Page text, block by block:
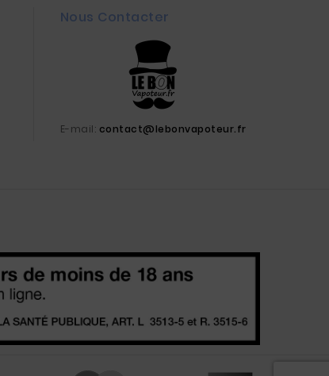
Nous Contacter
E-mail: contact@lebonvapoteur.fr